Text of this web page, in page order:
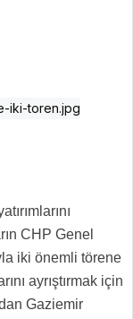
CHP Genel
iki önemli törene
ayrıştırmak için
Gaziemir